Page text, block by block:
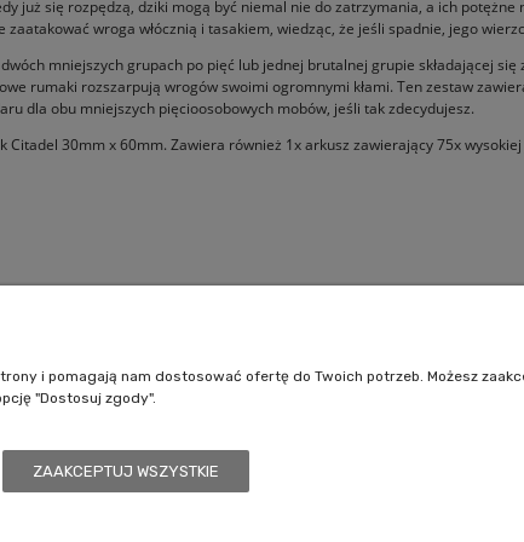
już się rozpędzą, dziki mogą być niemal nie do zatrzymania, a ich
wroga włócznią i tasakiem, wiedząc, że jeśli spadnie, jego
mniejszych grupach po pięć lub jednej brutalnej grupie składającej
rumaki rozszarpują wrogów swoimi ogromnymi kłami. Ten zestaw
dla obu mniejszych pięcioosobowych mobów, jeśli tak zdecydujesz.
30mm x 60mm. Zawiera również 1x arkusz zawierający 75x
Jak kupować?
Polityka prywatności
Logowanie
i pomagają nam dostosować ofertę do Twoich potrzeb. Możesz
"Dostosuj zgody".
ZAAKCEPTUJ WSZYSTKIE